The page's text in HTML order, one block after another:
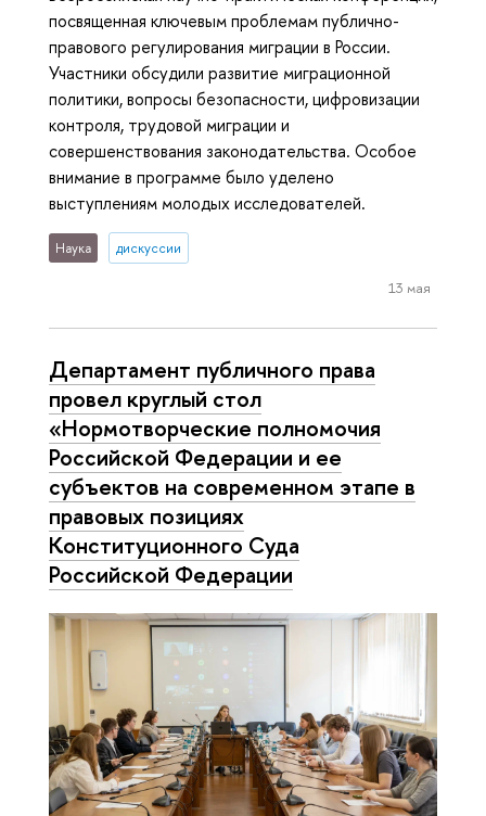
посвященная ключевым проблемам публично-
правового регулирования миграции в России.
Участники обсудили развитие миграционной
политики, вопросы безопасности, цифровизации
контроля, трудовой миграции и
совершенствования законодательства. Особое
внимание в программе было уделено
выступлениям молодых исследователей.
Наука дискуссии
13 мая
Департамент публичного права
провел круглый стол
«Нормотворческие полномочия
Российской Федерации и ее
субъектов на современном этапе в
правовых позициях
Конституционного Суда
Российской Федерации